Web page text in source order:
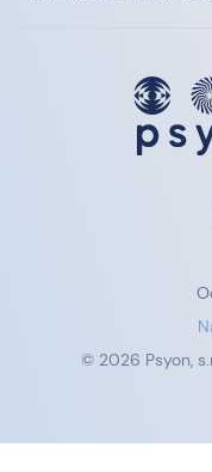
© 2026 Psyon,